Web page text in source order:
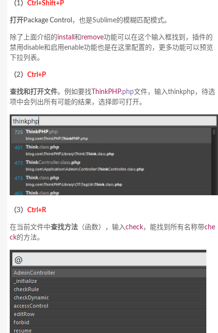
（1） Ctrl+Shift+P
打开Package Control ，也是Sublime的模糊匹配模式。
除了上面介绍的install 和 remove功能可以在这个输入框找到，插件的
禁用disable和启用enable功能也是在这里配置的，更多功能可以预览
下拉列表。
（2） Ctrl+P
查找和打开文件。例如要找 ThinkPHP.php文件，输入thinkphp，待选
项中会列出所有可能的结果，选择即可打开。
（3） Ctrl+R
在当前文件中查找方法 （函数），输入check，能找到所有名称带che
ck的方法。